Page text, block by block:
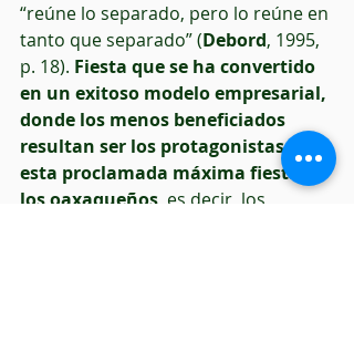
“reúne lo separado, pero lo reúne en
tanto que separado” (Debord, 1995,
p. 18). Fiesta que se ha convertido
en un exitoso modelo empresarial,
donde los menos beneficiados
resultan ser los protagonistas de
esta proclamada máxima fiesta de
los oaxaqueños , es decir, los